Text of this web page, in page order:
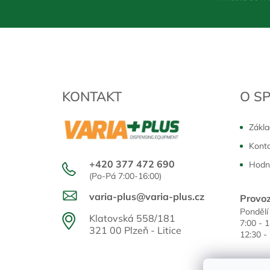
KONTAKT
+420 377 472 690
(Po-Pá 7:00-16:00)
varia-plus@varia-plus.cz
Klatovská 558/181
321 00 Plzeň - Litice
O
7:00 -
12:30 -